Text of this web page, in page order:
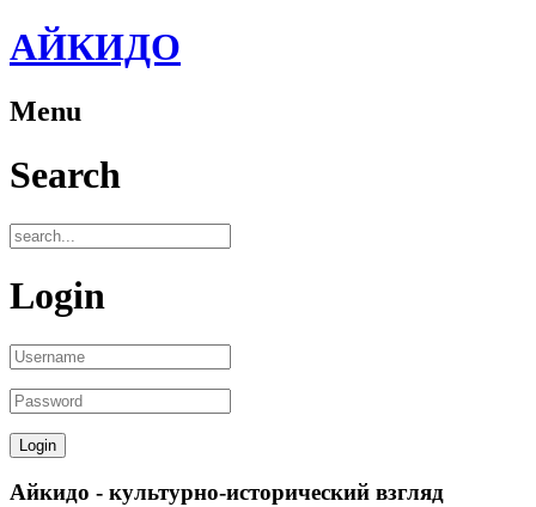
АЙКИДО
Menu
Search
Login
Айкидо - культурно-исторический взгляд